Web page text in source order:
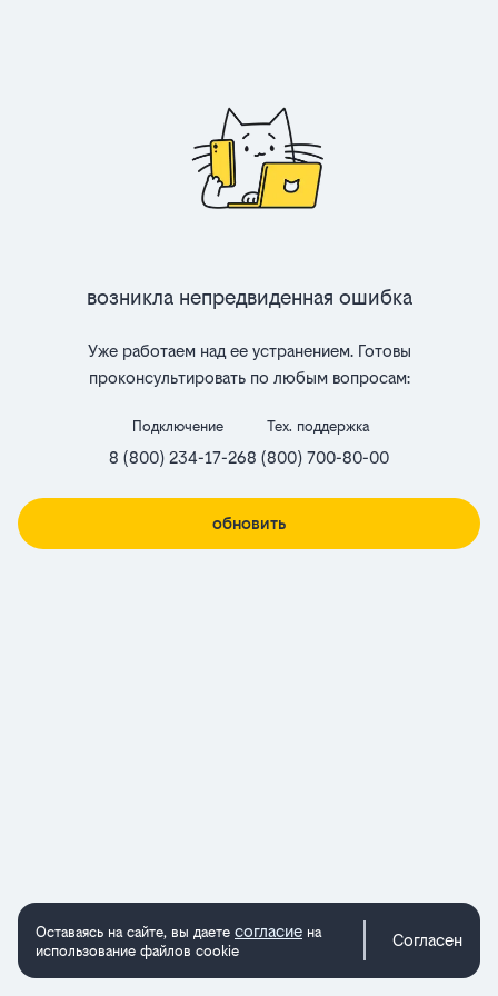
Возникла непредвиденная ошибка
Уже работаем над ее устранением. Готовы
проконсультировать по любым вопросам:
Подключение
8 (800) 234-17-26
Тех. поддержка
8 (800) 700-80-00
обновить
Оставаясь на сайте, вы даете согласие на
использование файлов cookie
Согласен